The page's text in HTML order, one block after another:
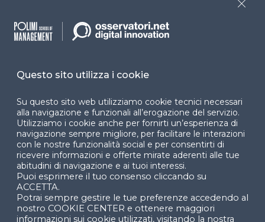
Facebook LinkedIn
© 2024 Copyright © Politecnico di Milano Dipartimento
di Ingegneria Gestionale
Questo sito utilizza i cookie
Su questo sito web utilizziamo cookie tecnici necessari
alla navigazione e funzionali all’erogazione del servizio.
Utilizziamo i cookie anche per fornirti un’esperienza di
navigazione sempre migliore, per facilitare le interazioni
con le nostre funzionalità social e per consentirti di
ricevere informazioni e offerte mirate aderenti alle tue
abitudini di navigazione e ai tuoi interessi.
Puoi esprimere il tuo consenso cliccando su
ACCETTA.
Potrai sempre gestire le tue preferenze accedendo al
nostro COOKIE CENTER e ottenere maggiori
informazioni sui cookie utilizzati, visitando la nostra